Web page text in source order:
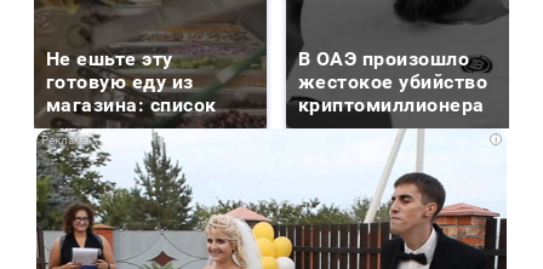
Не ешьте эту
готовую еду из
магазина: список
В ОАЭ произошло
жестокое убийство
криптомиллионера
i